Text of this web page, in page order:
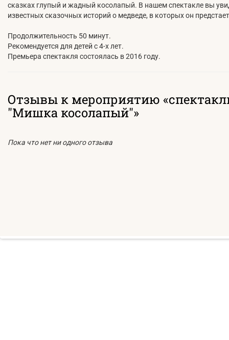
сказках глупый и жадный косолапый. В нашем спектакле вы
известных сказочных историй о медведе, в которых он
Продолжительность 50 минут.
Рекомендуется для детей с 4-х лет.
Премьера спектакля состоялась в 2016 году.
Отзывы к мероприятию
"Мишка косолапый"»
Пока что нет ни одного отзыва